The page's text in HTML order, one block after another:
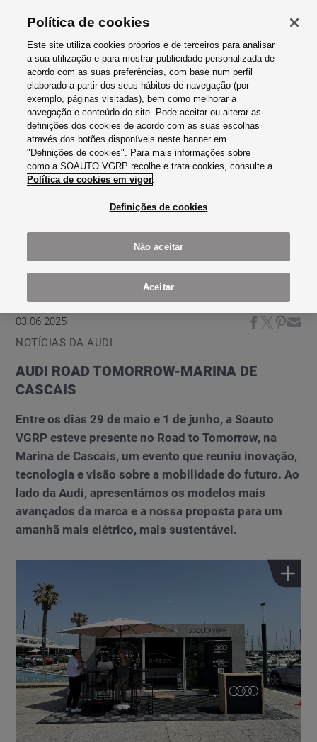
SOAUTO VGRP- COMÉRCIO DE
AUTOMÓVEIS, SA
NOTÍCIAS
A Audi está hoje a moldar o mundo de amanhã. Com
impulsos de reflexão social. Descubra agora a diversidade
03.06.2025
NOTÍCIAS DA AUDI
AUDI ROAD TOMORROW-MARINA DE
CASCAIS
Entre os dias 29 de maio e 1 de junho, a Soauto
VGRP esteve presente no Road to Tomorrow, na
Marina de Cascais, um evento que reuniu inovação,
tecnologia e visão sobre a mobilidade do futuro. Ao
lado da Audi, apresentámos os modelos mais
avançados da marca e a nossa proposta para um
amanhã mais elétrico, mais sustentável.
Política de cookies
Este site utiliza cookies próprios e de terceiros para analisar
a sua utilização e para mostrar publicidade personalizada de
acordo com as suas preferências, com base num perfil
elaborado a partir dos seus hábitos de navegação (por
exemplo, páginas visitadas), bem como melhorar a
navegação e conteúdo do site. Pode aceitar ou alterar as
definições dos cookies de acordo com as suas escolhas
através dos botões disponíveis neste banner em
"Definições de cookies". Para mais informações sobre
como a SOAUTO VGRP recolhe e trata cookies, consulte a
Política de cookies em vigor.
Definições de cookies
Não aceitar
Aceitar